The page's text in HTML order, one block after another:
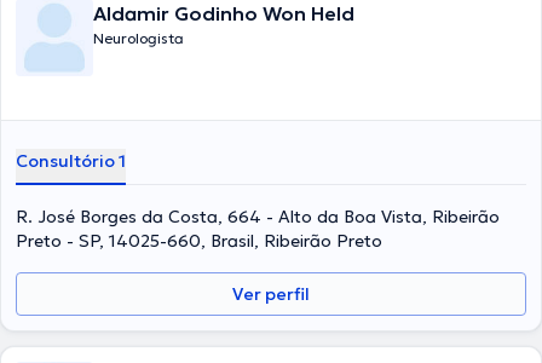
Aldamir Godinho Won Held
Neurologista
Consultório 1
R. José Borges da Costa, 664 - Alto da Boa Vista, Ribeirão
Preto - SP, 14025-660, Brasil, Ribeirão Preto
Ver perfil